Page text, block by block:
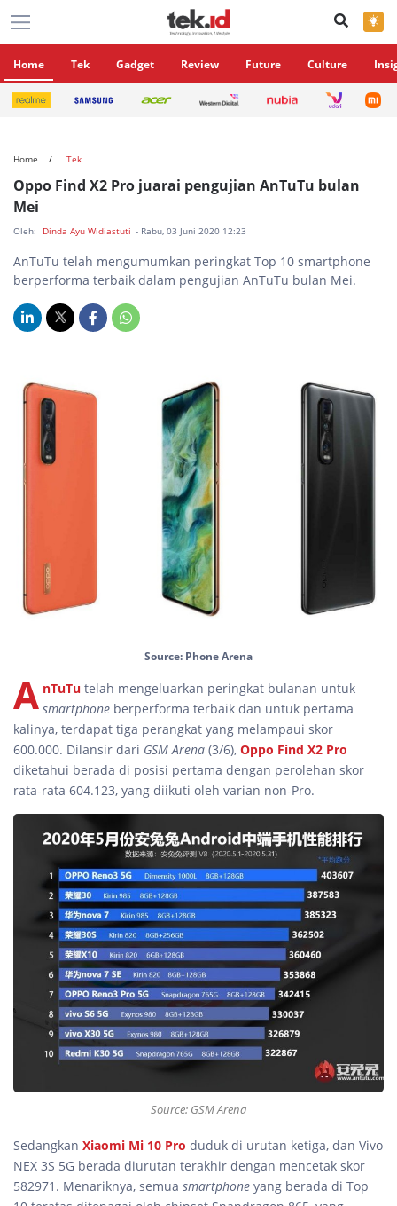
×
Home Tek Gadget Review Future Culture
Home Tek
Oppo Find X2 Pro juarai pengujian AnTuTu bulan
Mei
Oleh: Dinda Ayu Widiastuti - Rabu, 03 Juni 2020 12:23
AnTuTu telah mengumumkan peringkat Top 10 smartphone
berperforma terbaik dalam pengujian AnTuTu bulan Mei.
Source: Phone Arena
A nTuTu telah mengeluarkan peringkat bulanan untuk
smartphone berperforma terbaik dan untuk pertama
kalinya, terdapat tiga perangkat yang melampaui skor
600.000. Dilansir dari GSM Arena (3/6), Oppo Find X2 Pro
diketahui berada di posisi pertama dengan perolehan skor
rata-rata 604.123, yang diikuti oleh varian non-Pro.
Source: GSM Arena
Sedangkan Xiaomi Mi 10 Pro duduk di urutan ketiga, dan Vivo
NEX 3S 5G berada diurutan terakhir dengan mencetak skor
582971. Menariknya, semua smartphone yang berada di Top